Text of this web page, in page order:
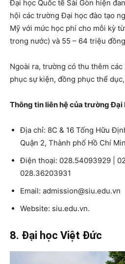
Đại học Quốc tế Sài Gòn hiện
hội các trường Đại học đào tạo
Mỹ với mức học phí cho mỗi kỳ
trong nước) và 55 – 64 triệu
Ngoài ra, trường có thu thêm
phục sự kiện, đồng phục thể
Thông tin liên hệ của trường Đại
Địa chỉ: 8C & 16 Tống Hữu
Quận 2, Thành phố Hồ Chí
Điện thoại: 028.54093929 |
028.36203931
Email: admission@siu.edu.vn
Website: siu.edu.vn.
8. Đại học Việt Đức